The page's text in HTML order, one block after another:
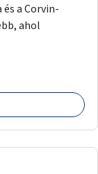
a Corvin-
ahol